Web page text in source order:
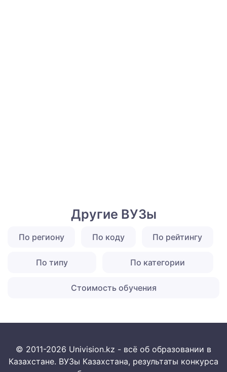
Другие ВУЗы
По региону По коду По рейтингу
По типу По категории
Стоимость обучения
© 2011-2026 Univision.kz - всё об образовании в
Казахстане. ВУЗы Казахстана, результаты конкурса